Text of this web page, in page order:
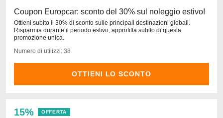
Coupon Europcar: sconto del 30% sul noleggio estivo!
Ottieni subito il 30% di sconto sulle principali destinazioni globali.
Risparmia durante il periodo estivo, approfitta subito di questa
promozione unica.
Numero di utilizzi: 38
OTTIENI LO SCONTO
15% OFFERTA